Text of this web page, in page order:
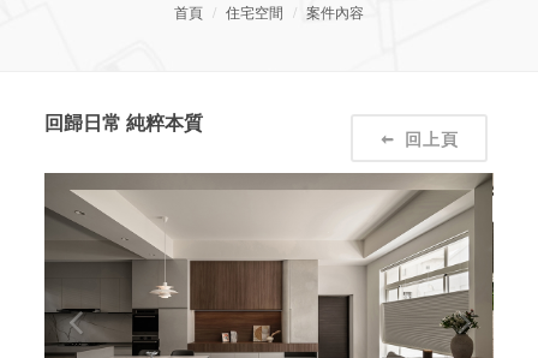
首頁 住宅空間 案件內容
回歸日常 純粹本質
回上頁